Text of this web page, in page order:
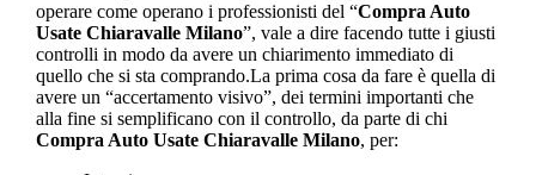
operare come operano i professionisti del “Compra Auto
Usate Chiaravalle Milano”, vale a dire facendo tutte i giusti
controlli in modo da avere un chiarimento immediato di
quello che si sta comprando.La prima cosa da fare è quella di
avere un “accertamento visivo”, dei termini importanti che
alla fine si semplificano con il controllo, da parte di chi
Compra Auto Usate Chiaravalle Milano, per: